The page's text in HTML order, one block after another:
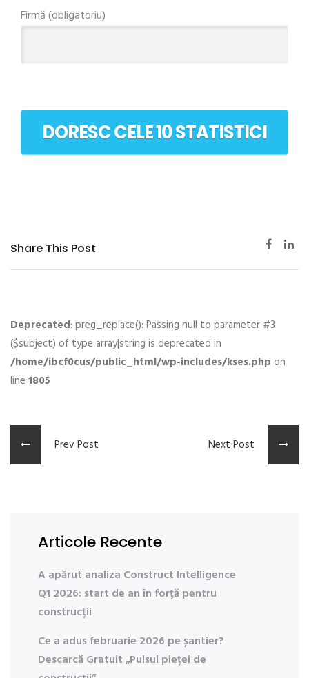
Firmă (obligatoriu)
Share This Post
Deprecated: preg_replace(): Passing null to parameter #3
($subject) of type array|string is deprecated in
/home/ibcf0cus/public_html/wp-includes/kses.php on
line 1805
Prev Post Next Post
Articole Recente
A apărut analiza Construct Intelligence
Q1 2026: start de an în forță pentru
construcții
Ce a adus februarie 2026 pe șantier?
Descarcă Gratuit „Pulsul pieței de